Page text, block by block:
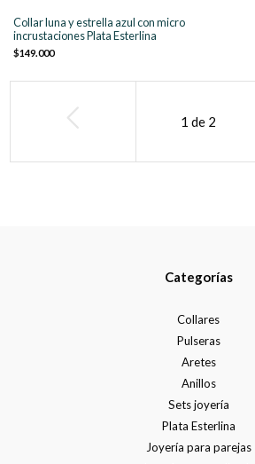
Collar luna y estrella azul con micro
incrustaciones Plata Esterlina
$149.000
1 de 2
Categorías
Collares
Pulseras
Aretes
Anillos
Sets joyería
Plata Esterlina
Joyería para parejas